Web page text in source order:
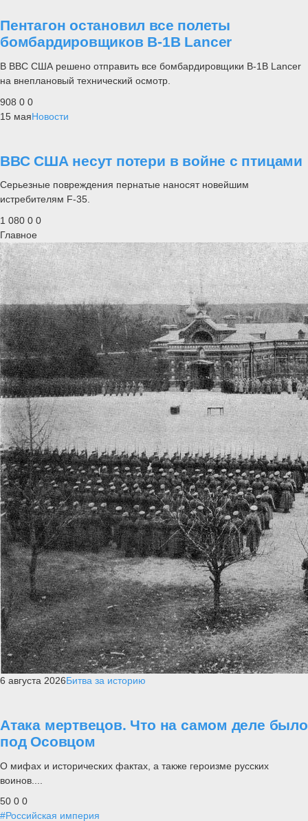
Пентагон остановил все полеты
бомбардировщиков B-1B Lancer
В ВВС США решено отправить все бомбардировщики B-1B Lancer
на внеплановый технический осмотр.
908 0 0
15 маяНовости
ВВС США несут потери в войне с птицами
Серьезные повреждения пернатые наносят новейшим
истребителям F-35.
1 080 0 0
Главное
6 августа 2026Битва за историю
Атака мертвецов. Что на самом деле было
под Осовцом
О мифах и исторических фактах, а также героизме русских
воинов....
50 0 0
#Российская империя